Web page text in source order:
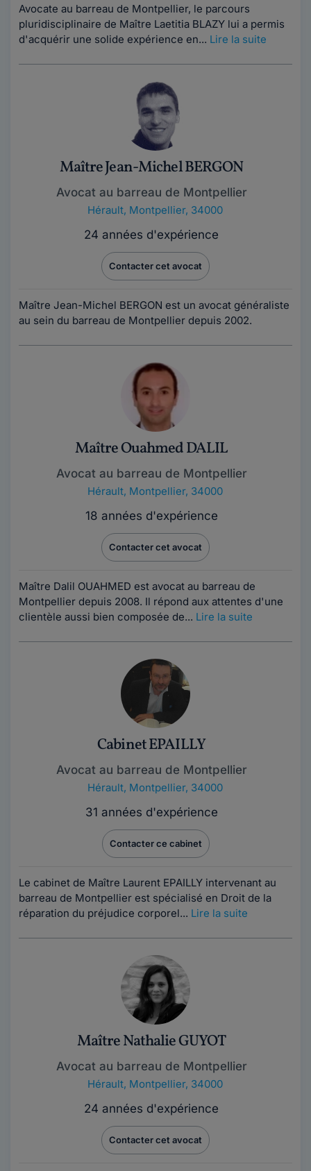
Avocate au barreau de Montpellier, le parcours
pluridisciplinaire de Maître Laetitia BLAZY lui a permis
d'acquérir une solide expérience en... Lire la suite
Maître Jean-Michel BERGON
Avocat au barreau de Montpellier
Hérault, Montpellier, 34000
24 années d'expérience
Contacter cet avocat
Maître Jean-Michel BERGON est un avocat généraliste
au sein du barreau de Montpellier depuis 2002.
Maître Ouahmed DALIL
Avocat au barreau de Montpellier
Hérault, Montpellier, 34000
18 années d'expérience
Contacter cet avocat
Maître Dalil OUAHMED est avocat au barreau de
Montpellier depuis 2008. Il répond aux attentes d'une
clientèle aussi bien composée de... Lire la suite
Cabinet EPAILLY
Avocat au barreau de Montpellier
Hérault, Montpellier, 34000
31 années d'expérience
Contacter ce cabinet
Le cabinet de Maître Laurent EPAILLY intervenant au
barreau de Montpellier est spécialisé en Droit de la
réparation du préjudice corporel... Lire la suite
Maître Nathalie GUYOT
Avocat au barreau de Montpellier
Hérault, Montpellier, 34000
24 années d'expérience
Contacter cet avocat